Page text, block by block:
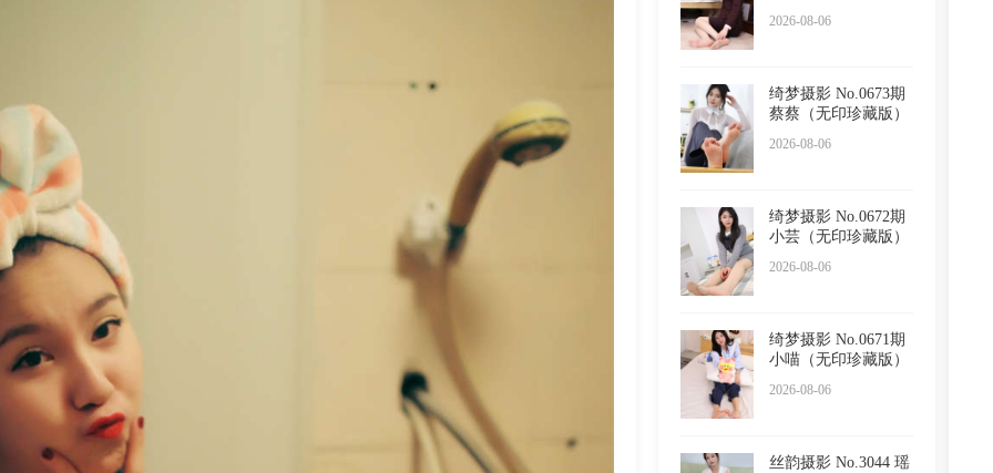
2026-08-06
绮梦摄影 No.0673期
蔡蔡（无印珍藏版）
2026-08-06
绮梦摄影 No.0672期
小芸（无印珍藏版）
2026-08-06
绮梦摄影 No.0671期
小喵（无印珍藏版）
2026-08-06
丝韵摄影 No.3044 瑶